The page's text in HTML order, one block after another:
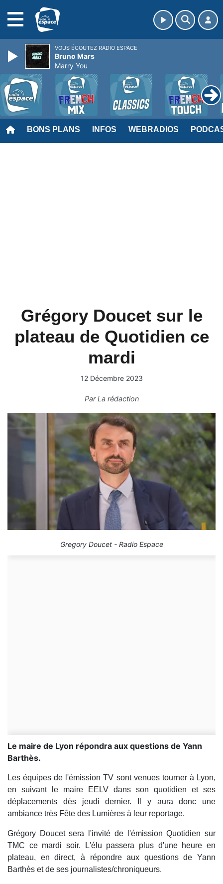
BONS PLANS INFOS WEBRADIOS
Grégory Doucet sur le
plateau de Quotidien ce
mardi
12 Décembre 2023
ParLa rédaction
Gregory Doucet - Radio Espace
Le maire de Lyon répondra aux questions de Yann
Barthès.
Les équipes de l'émission TV sont venues tourner à Lyon,
en suivant le maire EELV dans son quotidien et ses
déplacements dès jeudi dernier. Il y aura donc une
ambiance très Fête des Lumières à leur reportage.
Grégory Doucet sera l'invité de l'émission Quotidien sur
TMC ce mardi soir. L'élu passera plus d'une heure en
plateau, en direct, à répondre aux questions de Yann
Barthès et de ses journalistes/chroniqueurs.
VOUS ÉCOUTEZ RADIO ESPACE
Bruno Mars
Marry You